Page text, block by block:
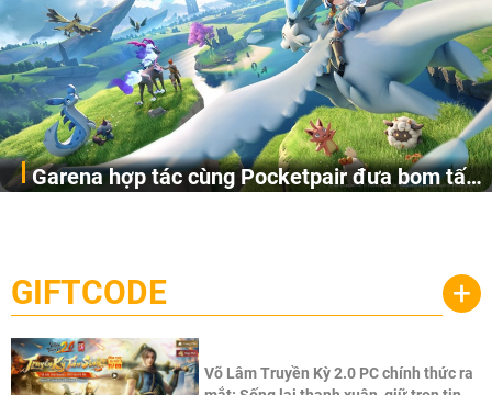
Garena hợp tác cùng Pocketpair đưa bom tấn
cầu, theo giấy phép chính thức từ công ty game Nhật Bản
Pocketpair, Inc.
GIFTCODE +
Võ Lâm Truyền Kỳ 2.0 PC chính thức ra